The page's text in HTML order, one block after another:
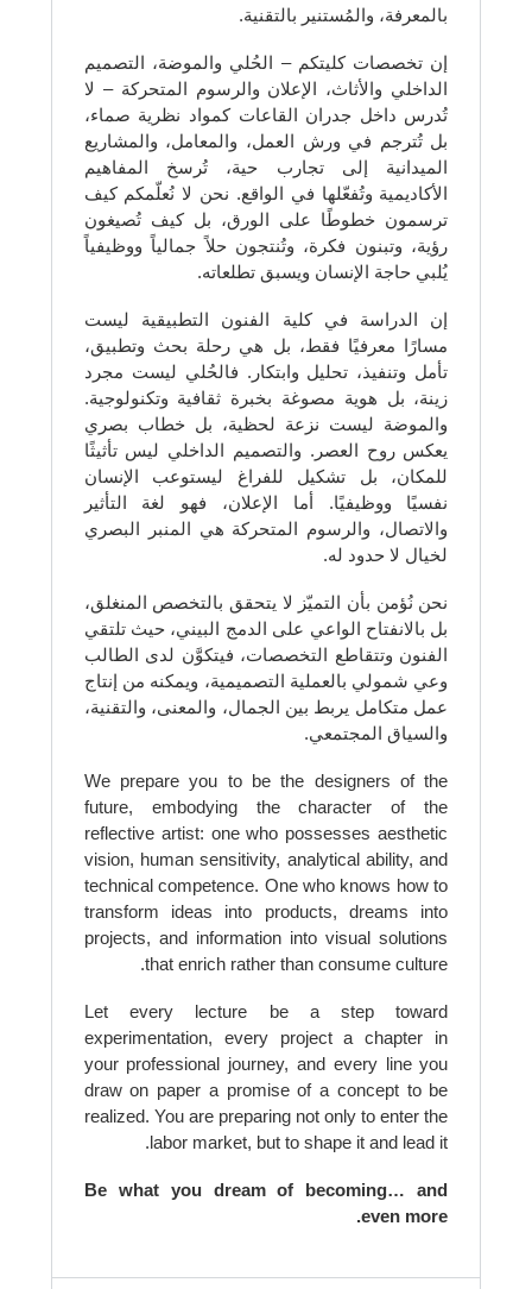
بالمعرفة، والمُستنير بالتقنية.
إن تخصصات كليتكم – الحُلي والموضة، التصميم
الداخلي والأثاث، الإعلان والرسوم المتحركة – لا
تُدرس داخل جدران القاعات كمواد نظرية صماء،
بل تُترجم في ورش العمل، والمعامل، والمشاريع
الميدانية إلى تجارب حية، تُرسخ المفاهيم
الأكاديمية وتُفعّلها في الواقع. نحن لا نُعلّمكم كيف
ترسمون خطوطًا على الورق، بل كيف تُصيغون
رؤية، وتبنون فكرة، وتُنتجون حلاً جمالياً ووظيفياً
يُلبي حاجة الإنسان ويسبق تطلعاته.
إن الدراسة في كلية الفنون التطبيقية ليست
مسارًا معرفيًا فقط، بل هي رحلة بحث وتطبيق،
تأمل وتنفيذ، تحليل وابتكار. فالحُلي ليست مجرد
زينة، بل هوية مصوغة بخبرة ثقافية وتكنولوجية.
والموضة ليست نزعة لحظية، بل خطاب بصري
يعكس روح العصر. والتصميم الداخلي ليس تأثيثًا
للمكان، بل تشكيل للفراغ ليستوعب الإنسان
نفسيًا ووظيفيًا. أما الإعلان، فهو لغة التأثير
والاتصال، والرسوم المتحركة هي المنبر البصري
لخيال لا حدود له.
نحن نُؤمن بأن التميّز لا يتحقق بالتخصص المنغلق،
بل بالانفتاح الواعي على الدمج البيني، حيث تلتقي
الفنون وتتقاطع التخصصات، فيتكوَّن لدى الطالب
وعي شمولي بالعملية التصميمية، ويمكنه من إنتاج
عمل متكامل يربط بين الجمال، والمعنى، والتقنية،
والسياق المجتمعي.
We prepare you to be the designers of the
future, embodying the character of the
reflective artist: one who possesses aesthetic
vision, human sensitivity, analytical ability, and
technical competence. One who knows how to
transform ideas into products, dreams into
projects, and information into visual solutions
that enrich rather than consume culture.
Let every lecture be a step toward
experimentation, every project a chapter in
your professional journey, and every line you
draw on paper a promise of a concept to be
realized. You are preparing not only to enter the
labor market, but to shape it and lead it.
Be what you dream of becoming… and
even more.